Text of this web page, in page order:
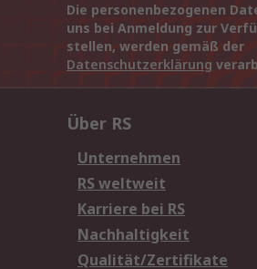
Die personenbezogenen
uns bei Anmeldung zur
stellen, werden gemäß der
Datenschutzerklärung
Über RS
Unternehmen
RS weltweit
Karriere bei RS
Nachhaltigkeit
Qualität/Zertifikate